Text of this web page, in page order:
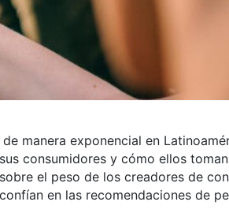
manera exponencial en
consumidores y cómo ellos toman
el peso de los creadores de
en las recomendaciones de